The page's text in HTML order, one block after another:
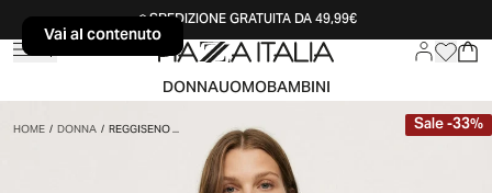
Vai al contenutoSPEDIZIONE GRATUITA DA 49,99€
DONNAUOMOBAMBINI
HOME/DONNA/REGGISENO ... Sale-33%
Vai al contenuto